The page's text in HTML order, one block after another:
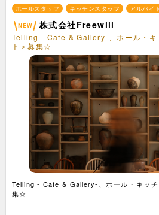
ホールスタッフ キッチンスタッフ アルバイト
株式会社Freewill
Telling - Cafe & Gallery-、ホール・キ
ト＞募集☆
Telling - Cafe & Gallery-、ホール・キッ
集☆